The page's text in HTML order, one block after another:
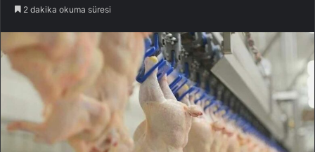
2 dakika okuma süresi